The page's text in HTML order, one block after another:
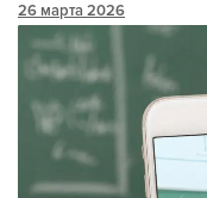
26 марта 2026